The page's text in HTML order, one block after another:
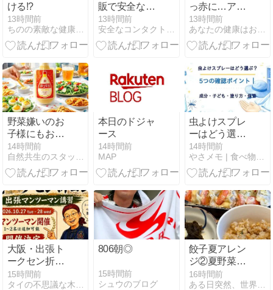
ける!?
13時間前
ちのの素敵な健康美人へ
販で安全なサ
イトを見分け
る10項目｜失
敗しない選び
13時間前
安全なコンタクト通販おすすめ3選！安全なサイトの見分け方♪
っ赤に…アト
ピー姿を公開
した女性、幼
少期は“汚いも
れ「人に触れ
る行為に罪悪
感を持ってい
た」
13時間前
あなたの健康はお金で買えますか・・・？
野菜嫌いのお
子様にもおす
すめのガリマ
ヨ
14時間前
自然共生のスタッフブログ
本日のドジャ
ース
14時間前
MAP
虫よけスプレ
ーはどう選
ぶ？5つの確
認ポイント｜
成分・子ど
保管
14時間前
やさメモ | 食べ物の栄養・免疫・薬の情報をご提供します
大阪・出張ト
ークセン折田
式講習を開催
します♪
15時間前
806朝◎
15時間前
シュウのブログ
餃子夏アレン
ジ②夏野菜の
代表トマトで
マンドゥをア
16時間前